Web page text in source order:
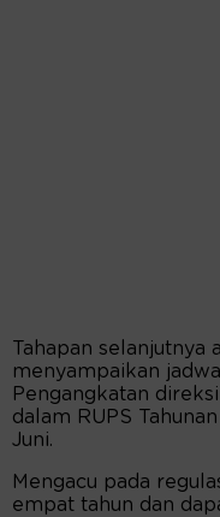
Tahapan selanjutnya
menyampaikan
Pengangkatan
dalam RUPS
Juni.
Mengacu pada
empat tahun dan